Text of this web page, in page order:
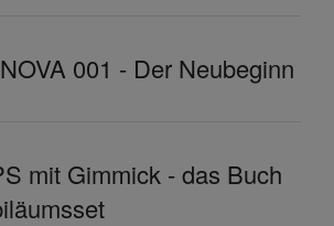
001 - Der Neubeginn
mit Gimmick - das Buch